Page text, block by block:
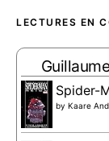
LECTURES EN
Spider-
by Kaare